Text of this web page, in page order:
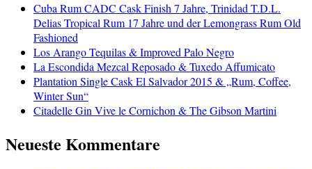
Cuba Rum CADC Cask Finish 7 Jahre, Trinidad T.D.L.
Delias Tropical Rum 17 Jahre und der Lemongrass Rum Old
Fashioned
Los Arango Tequilas & Improved Palo Negro
La Escondida Mezcal Reposado & Tuxedo Affumicato
Plantation Single Cask El Salvador 2015 & „Rum, Coffee,
Winter Sun“
Citadelle Gin Vive le Cornichon & The Gibson Martini
Neueste Kommentare